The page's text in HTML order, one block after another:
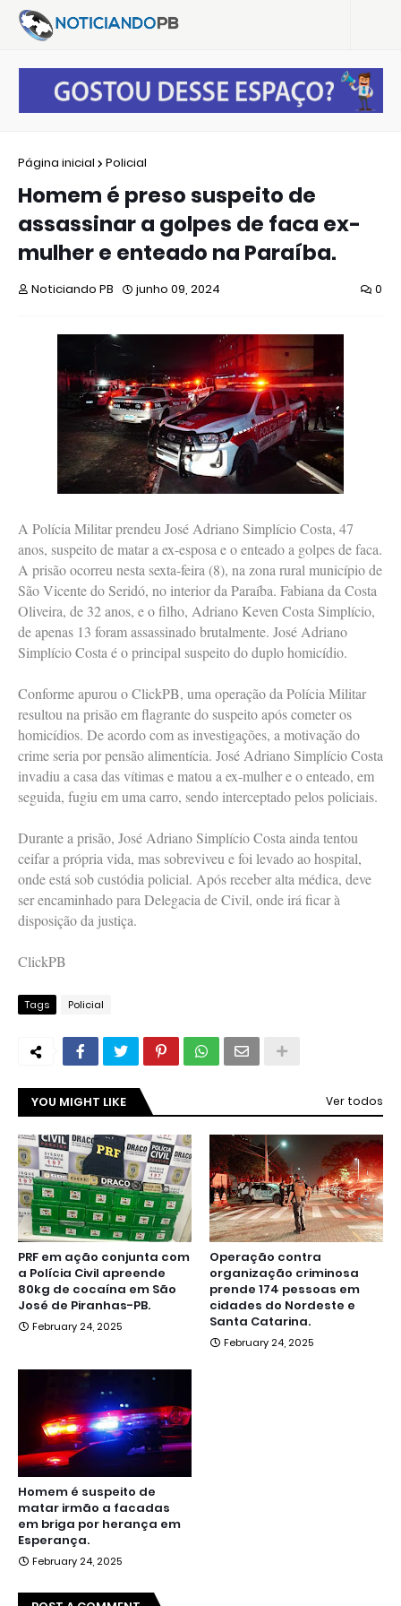
Página inicial Policial
Homem é preso suspeito de
assassinar a golpes de faca ex-
mulher e enteado na Paraíba.
Noticiando PB junho 09, 2024 0
A Polícia Militar prendeu José Adriano Simplício Costa, 47
anos, suspeito de matar a ex-esposa e o enteado a golpes de faca.
A prisão ocorreu nesta sexta-feira (8), na zona rural município de
São Vicente do Seridó, no interior da Paraíba. Fabiana da Costa
Oliveira, de 32 anos, e o filho, Adriano Keven Costa Simplício,
de apenas 13 foram assassinado brutalmente. José Adriano
Simplício Costa é o principal suspeito do duplo homicídio.
Conforme apurou o ClickPB, uma operação da Polícia Militar
resultou na prisão em flagrante do suspeito após cometer os
homicídios. De acordo com as investigações, a motivação do
crime seria por pensão alimentícia. José Adriano Simplício Costa
invadiu a casa das vítimas e matou a ex-mulher e o enteado, em
seguida, fugiu em uma carro, sendo interceptado pelos policiais.
Durante a prisão, José Adriano Simplício Costa ainda tentou
ceifar a própria vida, mas sobreviveu e foi levado ao hospital,
onde está sob custódia policial. Após receber alta médica, deve
ser encaminhado para Delegacia de Civil, onde irá ficar à
disposição da justiça.
ClickPB
Tags Policial
YOU MIGHT LIKE Ver todos
PRF em ação conjunta com
a Polícia Civil apreende
80kg de cocaína em São
José de Piranhas-PB.
February 24, 2025
Operação contra
organização criminosa
prende 174 pessoas em
cidades do Nordeste e
Santa Catarina.
February 24, 2025
Homem é suspeito de
matar irmão a facadas
em briga por herança em
Esperança.
February 24, 2025